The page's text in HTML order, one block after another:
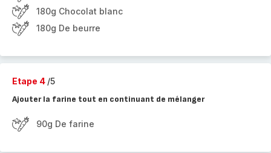
180g Chocolat blanc
180g De beurre
Etape 4 /5
Ajouter la farine tout en continuant de mélanger
90g De farine